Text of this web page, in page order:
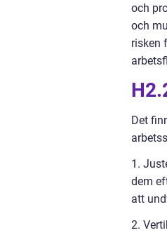
och
och
risken
Det
1.
dem
att
2.